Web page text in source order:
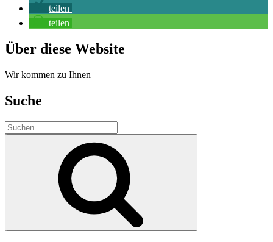
teilen
teilen
Über diese Website
Wir kommen zu Ihnen
Suche
Suche
nach: